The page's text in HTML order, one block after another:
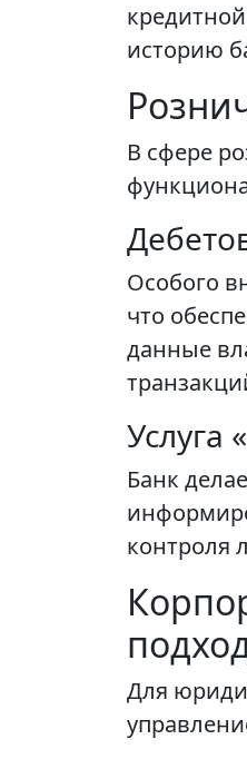
историю
В сфере
Особого
что
данные
Услуга
Банк
контроля
Для